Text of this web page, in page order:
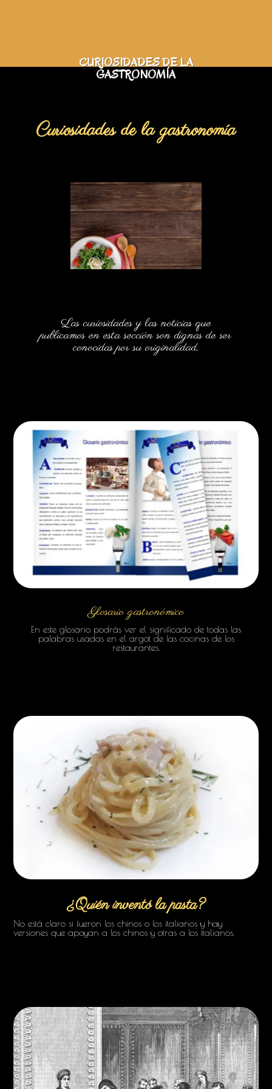
Curiosidades de la gastronomía
CURIOSIDADES DE LA
GASTRONOMÍA
Las curiosidades y las noticias que
publicamos en esta sección son dignas de ser
conocidas por su originalidad.
Glosario gastronómico
En este glosario podrás ver el significado de todas las
palabras usadas en el argot de las cocinas de los
restaurantes.
¿Quién inventó la pasta?
No está claro si fueron los chinos o los italianos y hay
versiones que apoyan a los chinos y otras a los italianos.